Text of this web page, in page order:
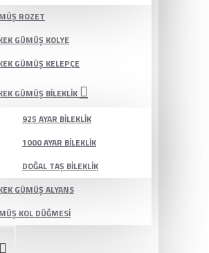
ROZET
GÜMÜŞ KOLYE
GÜMÜŞ KELEPÇE
GÜMÜŞ BILEKLIK
925 AYAR BILEKLIK
1000 AYAR BILEKLIK
DOĞAL TAŞ BILEKLIK
GÜMÜŞ ALYANS
KOL DÜĞMESI